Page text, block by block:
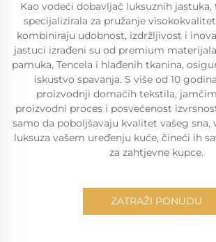
Kao vodeći dobavljač luksuznih
specijalizirala za pružanje
kombiniraju udobnost, izdržljivost i
jastuci izrađeni su od premium
pamuka, Tencela i hlađenih tkanina,
iskustvo spavanja. S više od 10
proizvodnji domaćih tekstila,
proizvodni proces i posvećenost
samo da poboljšavaju kvalitet vašeg sna,
luksuza vašem uređenju kuće, čineći ih
za zahtjevne kupce.
ZATRAŽI PONUDU